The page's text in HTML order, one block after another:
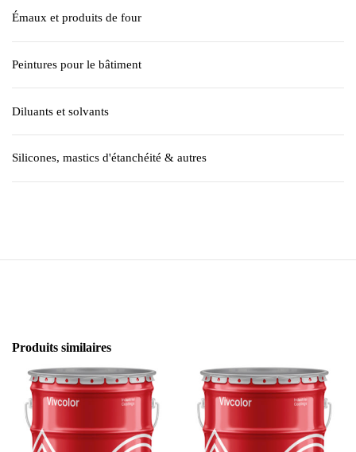
Émaux et produits de four
Peintures pour le bâtiment
Diluants et solvants
Silicones, mastics d'étanchéité & autres
Produits similaires